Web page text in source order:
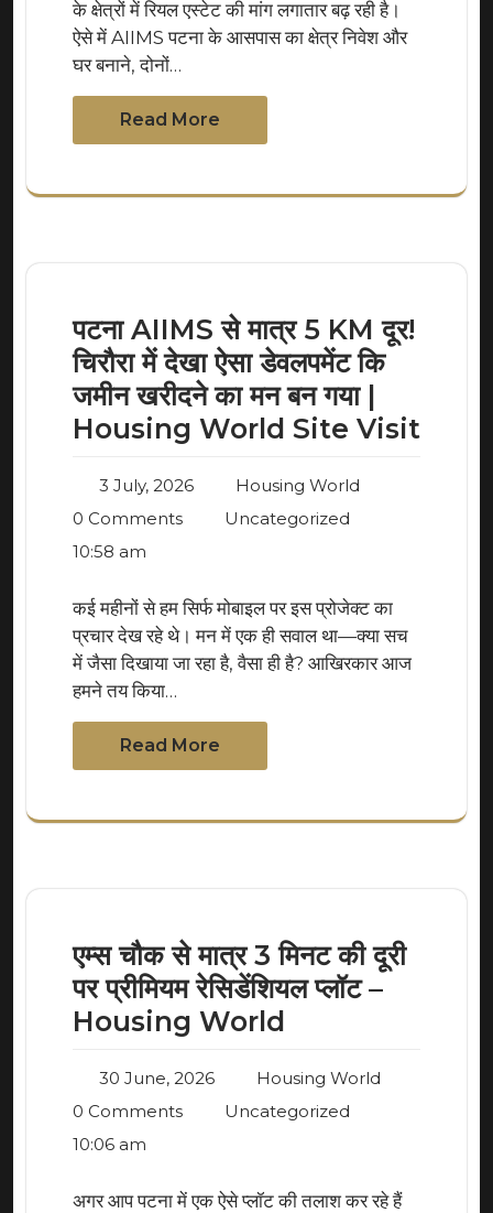
के क्षेत्रों में रियल एस्टेट की मांग लगातार बढ़ रही है।
ऐसे में AIIMS पटना के आसपास का क्षेत्र निवेश और
घर बनाने, दोनों…
Read More
पटना AIIMS से मात्र 5 KM दूर!
चिरौरा में देखा ऐसा डेवलपमेंट कि
जमीन खरीदने का मन बन गया |
Housing World Site Visit
3 July, 2026
Housing World
0 Comments
Uncategorized
10:58 am
कई महीनों से हम सिर्फ मोबाइल पर इस प्रोजेक्ट का
प्रचार देख रहे थे। मन में एक ही सवाल था—क्या सच
में जैसा दिखाया जा रहा है, वैसा ही है? आखिरकार आज
हमने तय किया…
Read More
एम्स चौक से मात्र 3 मिनट की दूरी
पर प्रीमियम रेसिडेंशियल प्लॉट –
Housing World
30 June, 2026
Housing World
0 Comments
Uncategorized
10:06 am
अगर आप पटना में एक ऐसे प्लॉट की तलाश कर रहे हैं